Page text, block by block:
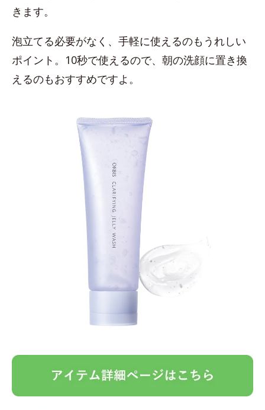
きます。
泡立てる必要がなく、手軽に使えるのもうれしい
ポイント。10秒で使えるので、朝の洗顔に置き換
えるのもおすすめですよ。